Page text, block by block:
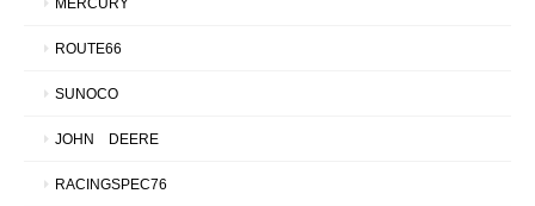
ROUTE66
SUNOCO
JOHN DEERE
RACINGSPEC76